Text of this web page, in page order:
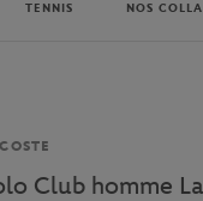
TENNIS NOS
Club homme